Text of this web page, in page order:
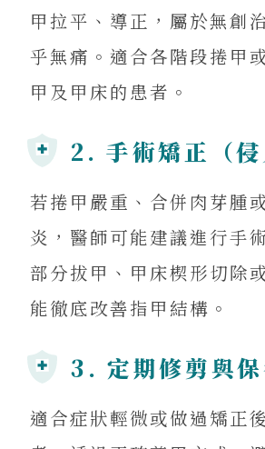
甲拉平、導正，屬於無創
乎無痛。適合各階段捲甲
甲及甲床的患者。
2. 手術矯正（侵
若捲甲嚴重、合併肉芽腫
炎，醫師可能建議進行手
部分拔甲、甲床楔形切除
能徹底改善指甲結構。
3. 定期修剪與
適合症狀輕微或做過矯正